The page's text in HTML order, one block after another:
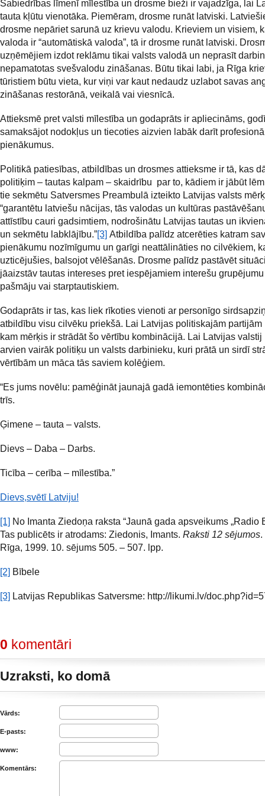
Sabiedrības līmenī mīlestība un drosme bieži ir vajadzīga, lai
tauta kļūtu vienotāka. Piemēram, drosme runāt latviski.
drosme nepāriet sarunā uz krievu valodu. Krieviem un visiem,
valoda ir “automātiskā valoda”, tā ir drosme runāt latviski.
uzņēmējiem izdot reklāmu tikai valsts valodā un neprasīt
nepamatotas svešvalodu zināšanas. Būtu tikai labi, ja Rīga
tūristiem būtu vieta, kur viņi var kaut nedaudz uzlabot savas
zināšanas restorānā, veikalā vai viesnīcā.
Attieksmē pret valsti mīlestība un godaprāts ir apliecināms,
samaksājot nodokļus un tiecoties aizvien labāk darīt
pienākumus.
Politikā patiesības, atbildības un drosmes attieksme ir tā, kas
politiķim – tautas kalpam – skaidrību par to, kādiem ir jābūt
tie sekmētu Satversmes Preambulā izteikto Latvijas valsts
“garantētu latviešu nācijas, tās valodas un kultūras
attīstību cauri gadsimtiem, nodrošinātu Latvijas tautas un
un sekmētu labklājību.”[3] Atbildība palīdz atcerēties katram
pienākumu nozīmīgumu un garīgi neattālināties no cilvēkiem,
uzticējušies, balsojot vēlēšanās. Drosme palīdz pastāvēt
jāaizstāv tautas intereses pret iespējamiem interešu
pašmāju vai starptautiskiem.
Godaprāts ir tas, kas liek rīkoties vienoti ar personīgo
atbildību visu cilvēku priekšā. Lai Latvijas politiskajām partijām
kam mērķis ir strādāt šo vērtību kombinācijā. Lai Latvijas valstij
arvien vairāk politiķu un valsts darbinieku, kuri prātā un sirdī
vērtībām un māca tās saviem kolēģiem.
“Es jums novēlu: pamēģināt jaunajā gadā iemontēties
trīs.
Ģimene – tauta – valsts.
Dievs – Daba – Darbs.
Ticība – cerība – mīlestība.”
Dievs,svētī Latviju!
[1] No Imanta Ziedoņa raksta “Jaunā gada apsveikums „Radio
Tas publicēts ir atrodams: Ziedonis, Imants. Raksti 12 sējumos
Rīga, 1999. 10. sējums 505. – 507. lpp.
[2] Bībele
[3] Latvijas Republikas Satversme: http://likumi.lv/
0 komentāri
Uzraksti, ko domā
Vārds:
E-pasts:
www:
Komentārs: